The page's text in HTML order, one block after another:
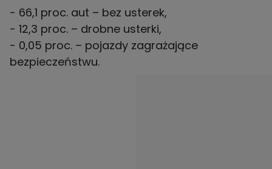
- 66,1 proc. aut – bez usterek,
- 12,3 proc. – drobne usterki,
- 0,05 proc. – pojazdy zagrażające
bezpieczeństwu.